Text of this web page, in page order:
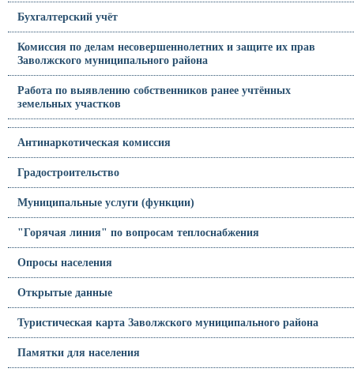
Бухгалтерский учёт
Комиссия по делам несовершеннолетних и защите их прав
Заволжского муниципального района
Работа по выявлению собственников ранее учтённых
земельных участков
Антинаркотическая комиссия
Градостроительство
Муниципальные услуги (функции)
"Горячая линия" по вопросам теплоснабжения
Опросы населения
Открытые данные
Туристическая карта Заволжского муниципального района
Памятки для населения